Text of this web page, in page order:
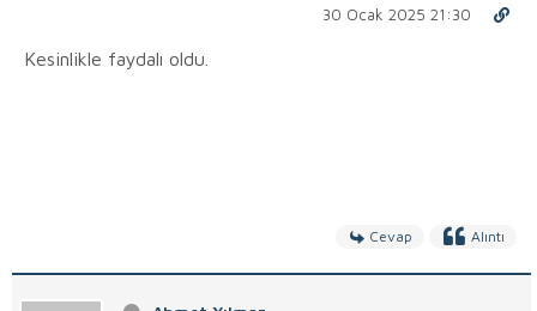
30 Ocak 2025 21:30
Kesinlikle faydalı oldu.
Cevap Alıntı